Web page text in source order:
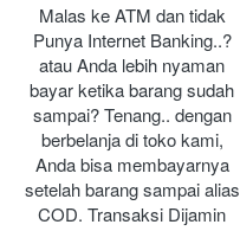
Malas ke ATM dan tidak
Punya Internet Banking..?
atau Anda lebih nyaman
bayar ketika barang sudah
sampai? Tenang.. dengan
berbelanja di toko kami,
Anda bisa membayarnya
setelah barang sampai alias
COD. Transaksi Dijamin